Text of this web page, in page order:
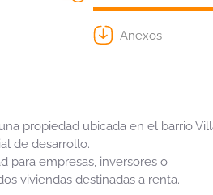
Anexos
propiedad ubicada en el barrio
de desarrollo.
para empresas, inversores o
viviendas destinadas a renta.